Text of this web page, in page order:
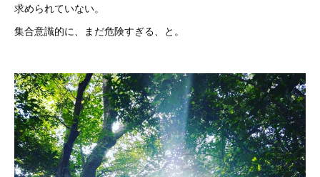
求められていない。
集合意識的に、まだ危険すぎる、と。